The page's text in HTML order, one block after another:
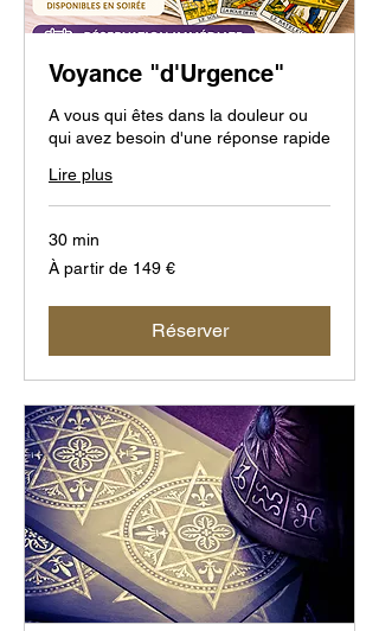
Voyance "d'Urgence"
A vous qui êtes dans la douleur ou
qui avez besoin d'une réponse rapide
Lire plus
30 min
À
partir
À partir de 149 €
Réserver